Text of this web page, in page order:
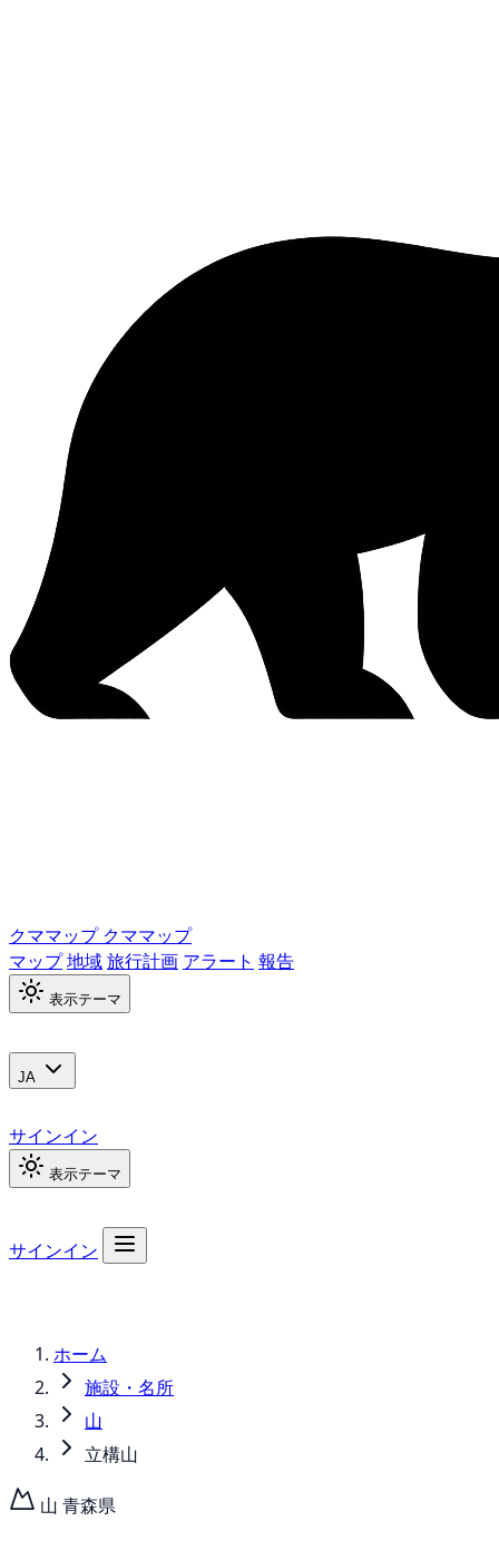
クママップ クママップ
マップ地域旅行計画 アラート 報告
表示テーマ
JA
サインイン
表示テーマ
サインイン
ホーム
施設・名所
山
立構山
山 青森県